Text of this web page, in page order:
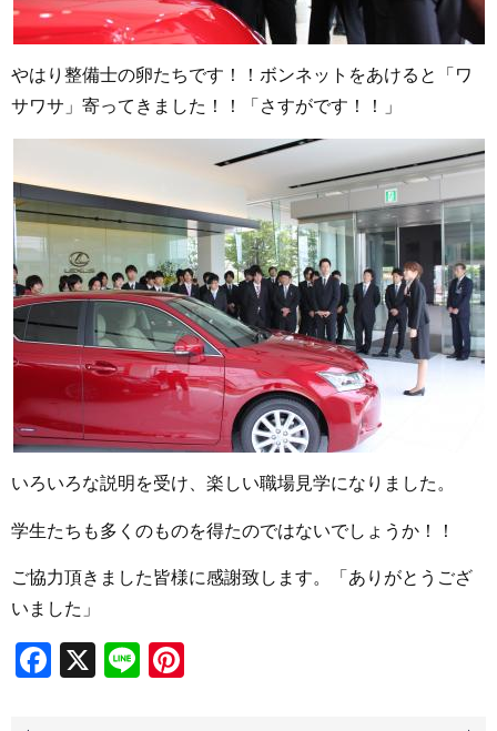
やはり整備士の卵たちです！！ボンネットをあけると「ワ
サワサ」寄ってきました！！「さすがです！！」
いろいろな説明を受け、楽しい職場見学になりました。
学生たちも多くのものを得たのではないでしょうか！！
ご協力頂きました皆様に感謝致します。「ありがとうござ
いました」
Facebook
X Line